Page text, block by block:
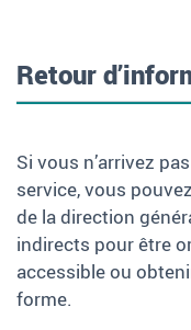
Retour
Si vous n’arrivez
service, vous
de la direction
indirects pour être
accessible ou
forme.